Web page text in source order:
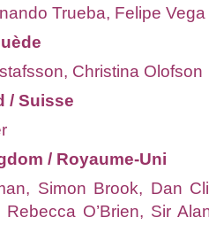
Trueba, Felipe Vega
Christina Olofson
/ Suisse
/ Royaume-Uni
Simon Brook, Dan
O’Brien, Sir